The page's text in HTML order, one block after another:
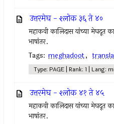
उत्तरमेघ - श्लोक ३६ ते ४०
महाकवी कालिदास यांच्या मेघदूत
भाषांतर.
Tags: meghadoot,
Type: PAGE | Rank: 1 | Lang:
उत्तरमेघ - श्लोक ४१ ते ४५
महाकवी कालिदास यांच्या मेघदूत
भाषांतर.